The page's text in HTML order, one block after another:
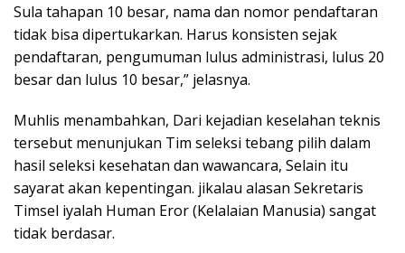
Sula tahapan 10 besar, nama dan nomor pendaftaran
tidak bisa dipertukarkan. Harus konsisten sejak
pendaftaran, pengumuman lulus administrasi, lulus 20
besar dan lulus 10 besar,” jelasnya.
Muhlis menambahkan, Dari kejadian keselahan teknis
tersebut menunjukan Tim seleksi tebang pilih dalam
hasil seleksi kesehatan dan wawancara, Selain itu
sayarat akan kepentingan. jikalau alasan Sekretaris
Timsel iyalah Human Eror (Kelalaian Manusia) sangat
tidak berdasar.